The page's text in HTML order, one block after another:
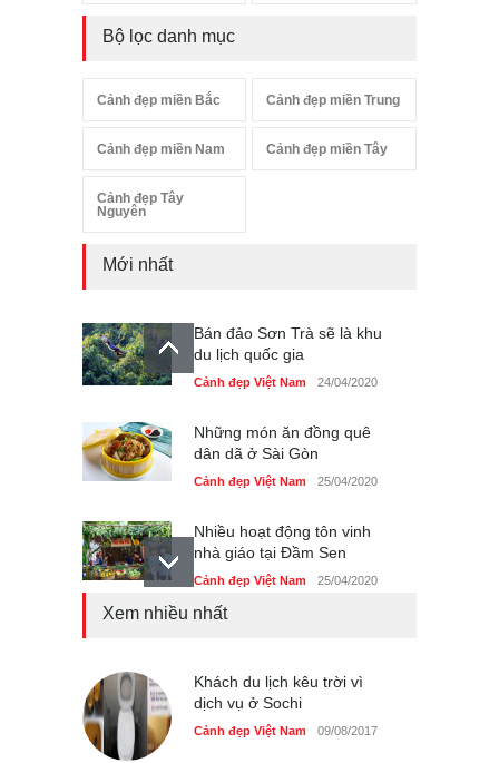
Bộ lọc danh mục
Cảnh đẹp miền Bắc Cảnh đẹp miền Trung
Cảnh đẹp miền Nam Cảnh đẹp miền Tây
Cảnh đẹp Tây
Nguyên
Mới nhất
Bán đảo Sơn Trà sẽ là khu
du lịch quốc gia
Cảnh đẹp Việt Nam 24/04/2020
Những món ăn đồng quê
dân dã ở Sài Gòn
Cảnh đẹp Việt Nam 25/04/2020
Nhiều hoạt động tôn vinh
nhà giáo tại Đầm Sen
Cảnh đẹp Việt Nam 25/04/2020
thực Italy
Cảnh đẹp Việt Nam
Xem nhiều nhất
Khách du lịch kêu trời vì
dịch vụ ở Sochi
Cảnh đẹp Việt Nam 09/08/2017